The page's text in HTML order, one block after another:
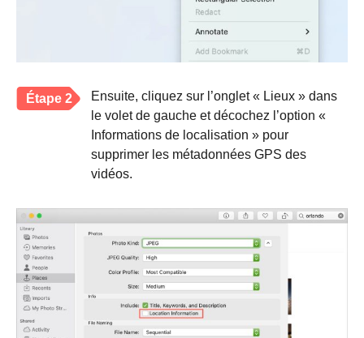
Étape 2
Ensuite, cliquez sur l’onglet « Lieux » dans
le volet de gauche et décochez l’option «
Informations de localisation » pour
supprimer les métadonnées GPS des
vidéos.